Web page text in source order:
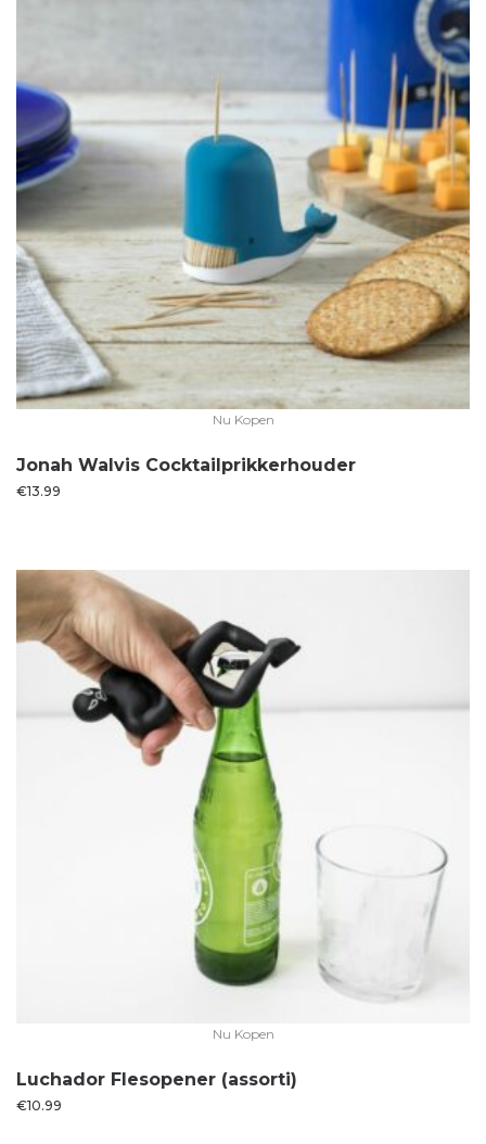
Nu Kopen
Jonah Walvis Cocktailprikkerhouder
€13.99
Nu Kopen
Luchador Flesopener (assorti)
€10.99